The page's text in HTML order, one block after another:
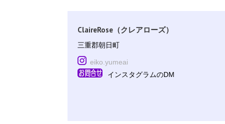
ClaireRose（クレアローズ）
三重郡朝日町
eiko.yumeai
インスタグラムのDM